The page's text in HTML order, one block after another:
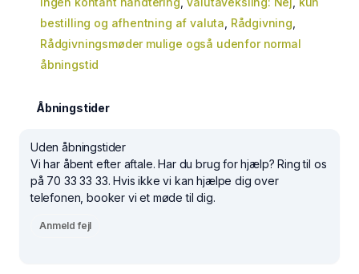
bestilling og afhentning af valuta Rådgivning
Rådgivningsmøder mulige også udenfor normal
åbningstid
Åbningstider
Uden åbningstider
Vi har åbent efter aftale. Har du brug for hjælp? Ring til os
på 70 33 33 33. Hvis ikke vi kan hjælpe dig over
telefonen, booker vi et møde til dig.
Anmeld fejl